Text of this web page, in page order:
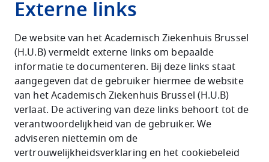
Externe links
De website van het Academisch Ziekenhuis Brussel
(H.U.B) vermeldt externe links om bepaalde
informatie te documenteren. Bij deze links staat
aangegeven dat de gebruiker hiermee de website
van het Academisch Ziekenhuis Brussel (H.U.B)
verlaat. De activering van deze links behoort tot de
verantwoordelijkheid van de gebruiker. We
adviseren niettemin om de
vertrouwelijkheidsverklaring en het cookiebeleid